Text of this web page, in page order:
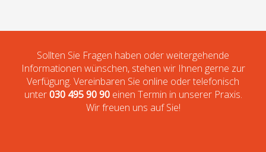
Sollten Sie Fragen haben oder weitergehende
Informationen wünschen, stehen wir Ihnen gerne zur
Verfügung. Vereinbaren Sie online oder telefonisch
unter030 495 90 90einen Termin in unserer Praxis.
Wir freuen uns auf Sie!